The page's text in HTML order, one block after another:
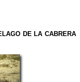
DE LA CABRERA